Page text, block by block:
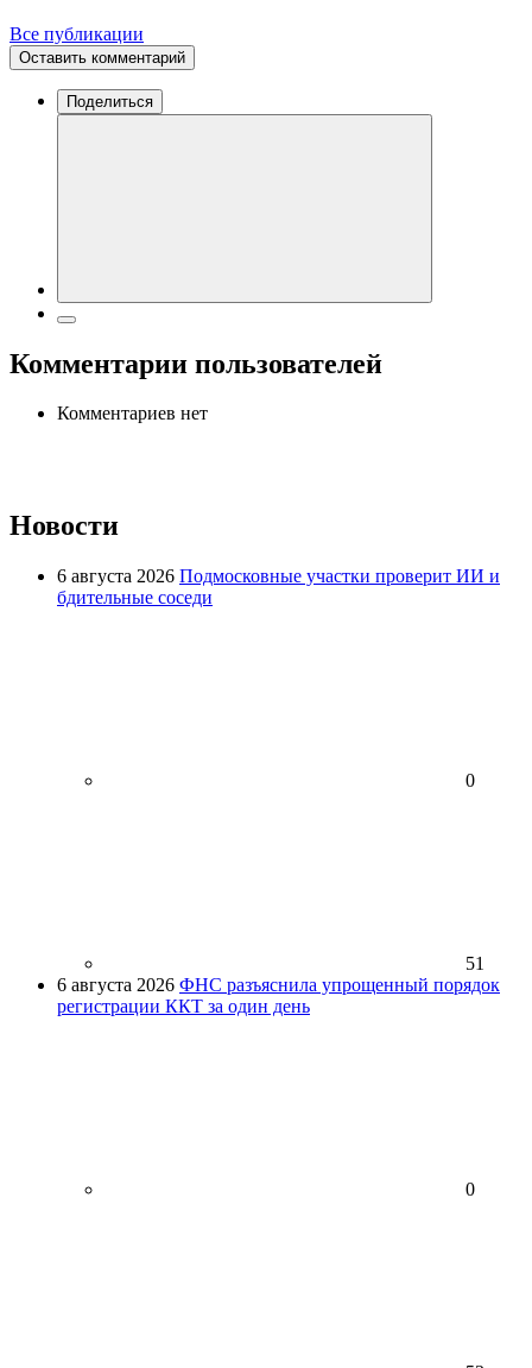
Все публикации
Оставить комментарий
Поделиться
Комментарии пользователей
Комментариев нет
Новости
6 августа 2026 Подмосковные участки проверит ИИ и
бдительные соседи
0
51
6 августа 2026 ФНС разъяснила упрощенный порядок
регистрации ККТ за один день
0